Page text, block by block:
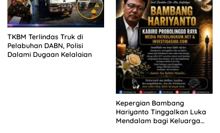
TKBM Terlindas Truk di
Pelabuhan DABN, Polisi
Dalami Dugaan Kelalaian
Kepergian Bambang
Hariyanto Tinggalkan Luka
Mendalam bagi Keluarga